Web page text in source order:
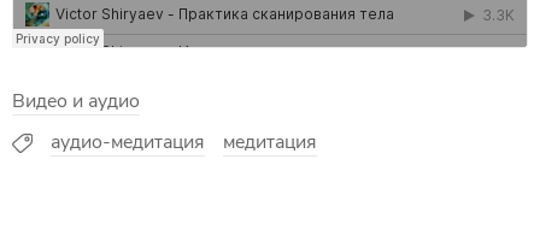
Видео и аудио
аудио-медитация
медитация